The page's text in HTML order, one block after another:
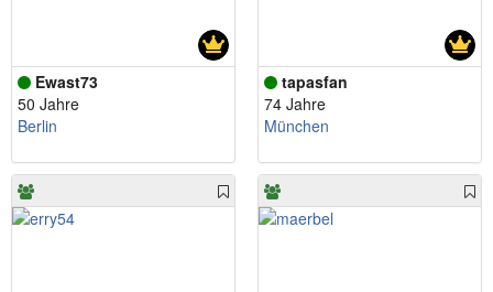
Ewast73
50 Jahre
Berlin
tapasfan
74 Jahre
München